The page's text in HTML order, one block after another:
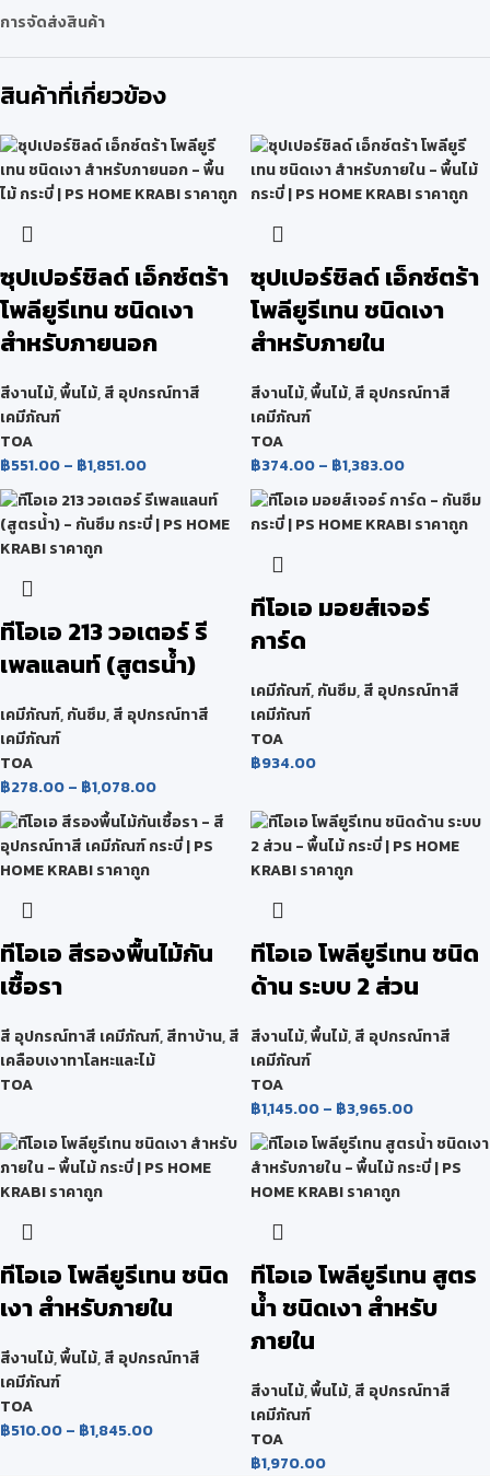
การจัดส่งสินค้า
สินค้าที่เกี่ยวข้อง
ซุปเปอร์ชิลด์ เอ็กซ์ตร้า
โพลียูรีเทน ชนิดเงา
สำหรับภายนอก
สีงานไม้,พื้นไม้,สี อุปกรณ์ทาสี
เคมีภัณฑ์
TOA
฿551.00– ฿1,851.00
ซุปเปอร์ชิลด์ เอ็กซ์ตร้า
โพลียูรีเทน ชนิดเงา
สำหรับภายใน
สีงานไม้,พื้นไม้,สี อุปกรณ์ทาสี
เคมีภัณฑ์
TOA
฿374.00– ฿1,383.00
ทีโอเอ 213 วอเตอร์ รี
เพลแลนท์ (สูตรน้ำ)
เคมีภัณฑ์,กันซึม,สี อุปกรณ์ทาสี
เคมีภัณฑ์
TOA
฿278.00– ฿1,078.00
ทีโอเอ มอยส์เจอร์
การ์ด
เคมีภัณฑ์,กันซึม,สี อุปกรณ์ทาสี
เคมีภัณฑ์
TOA
฿934.00
ทีโอเอ สีรองพื้นไม้กัน
เชื้อรา
สี อุปกรณ์ทาสี เคมีภัณฑ์,สีทาบ้าน,สี
เคลือบเงาทาโลหะและไม้
TOA
ทีโอเอ โพลียูรีเทน ชนิด
ด้าน ระบบ 2 ส่วน
สีงานไม้,พื้นไม้,สี อุปกรณ์ทาสี
เคมีภัณฑ์
TOA
฿1,145.00– ฿3,965.00
ทีโอเอ โพลียูรีเทน ชนิด
เงา สำหรับภายใน
สีงานไม้,พื้นไม้,สี อุปกรณ์ทาสี
เคมีภัณฑ์
TOA
฿510.00– ฿1,845.00
ทีโอเอ โพลียูรีเทน สูตร
น้ำ ชนิดเงา สำหรับ
ภายใน
สีงานไม้,พื้นไม้,สี อุปกรณ์ทาสี
เคมีภัณฑ์
TOA
฿1,970.00